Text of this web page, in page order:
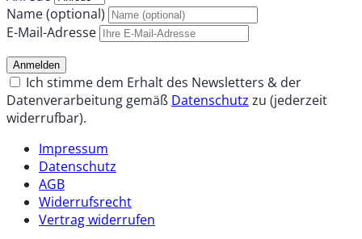
Name (optional)
E-Mail-Adresse
Anmelden
Ich stimme dem Erhalt des Newsletters & der
Datenverarbeitung gemäß Datenschutz zu (jederzeit
widerrufbar).
Impressum
Datenschutz
AGB
Widerrufsrecht
Vertrag widerrufen